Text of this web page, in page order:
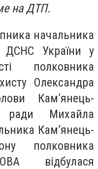
на ДТП.
начальника
ДСНС України у
полковника
Олександра
Кам’янець-
ради Михайла
Кам’янець-
полковника
відбулася